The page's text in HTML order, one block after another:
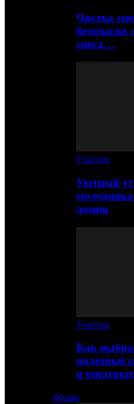
Чистка
снега…
Участок
Уютный
домик
Участок
Как
полезные
и
Ферма